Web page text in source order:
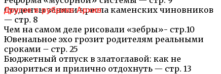
Студенты заняли кресла каменских чиновников
— стр. 8
Чем на самом деле рисовали «зебры»- стр.10
Ювенальное эхо грозит родителям реальными
сроками – стр. 25
Бюджетный отпуск в златоглавой: как не
разориться и прилично отдохнуть — стр. 13
Другое в рубрике Архив